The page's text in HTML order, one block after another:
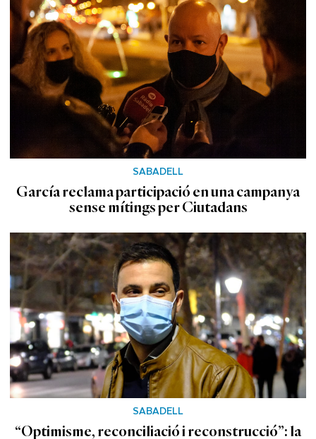
SABADELL
García reclama participació en una campanya
sense mítings per Ciutadans
SABADELL
“Optimisme, reconciliació i reconstrucció”: la